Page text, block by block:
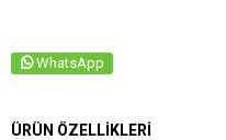
WhatsApp
ÜRÜN ÖZELLIKLERI